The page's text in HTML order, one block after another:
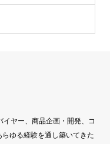
ヤー、商品企画・開発、コ
ゆる経験を通し築いてきた